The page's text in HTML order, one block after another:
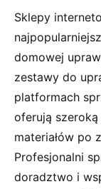
Sklepy
domowej
zestawy do
platformach
oferują
materiałów po
Profesjonalni
doradztwo i